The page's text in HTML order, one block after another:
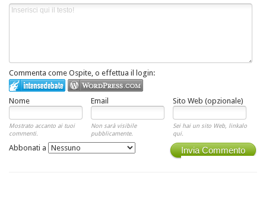
Commenta come Ospite, o effettua il login:
Nome Email Sito Web (opzionale)
Mostrato accanto ai tuoi
commenti.
Non sarà visibile
pubblicamente.
Sei hai un sito Web, linkalo
qui.
Invia Commento
Abbonati a